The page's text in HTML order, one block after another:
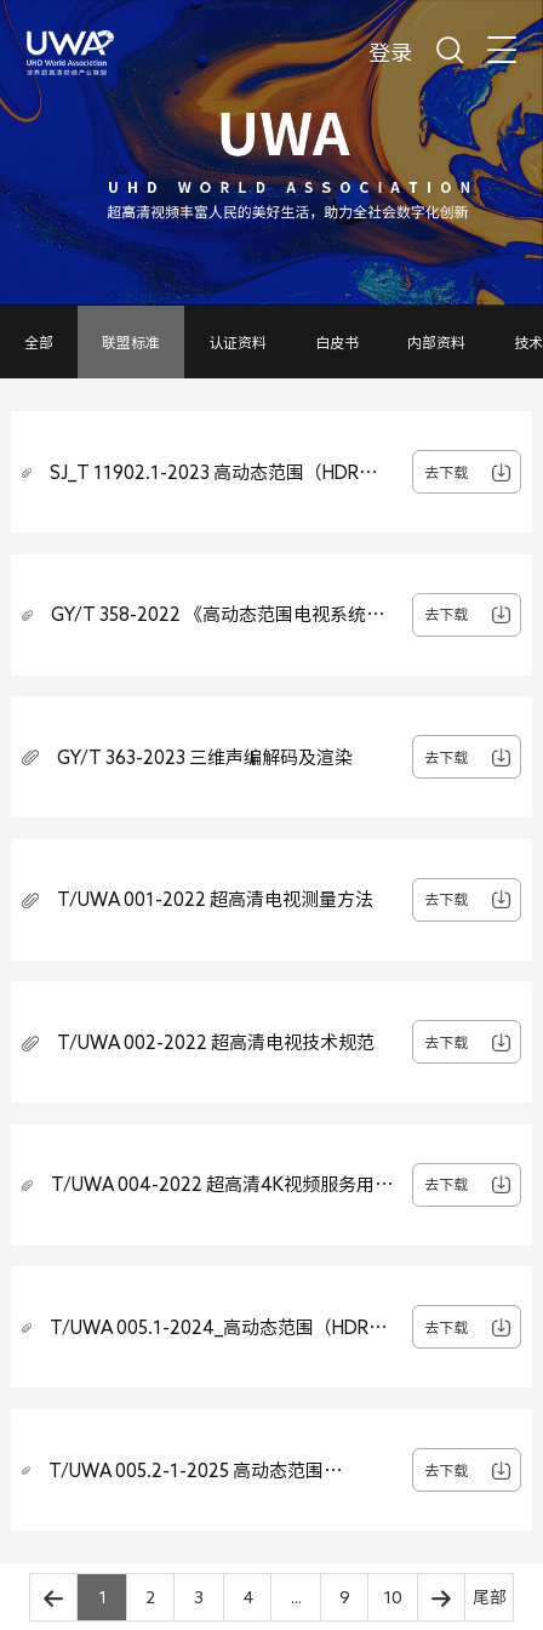
登录
全部 联盟标准 认证资料 白皮书 内部资料 技
SJ_T 11902.1-2023 高动态范围（HDR）
去下载
GY/T 358-2022 《高动态范围电视系统显
去下载
GY/T 363-2023 三维声编解码及渲染 去下载
T/UWA 001-2022 超高清电视测量方法 去下载
T/UWA 002-2022 超高清电视技术规范 去下载
T/UWA 004-2022 超高清4K视频服务用户
去下载
T/UWA 005.1-2024_高动态范围（HDR）
去下载
T/UWA 005.2-1-2025 高动态范围
去下载
1 2 3 4 ... 9 10 尾部